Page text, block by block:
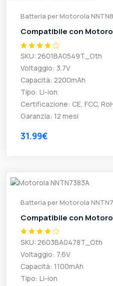
Batteria per Motorola
Compatibile con
SKU: 2601BA0549T_Oth
Voltaggio: 3.7V
Capacità: 2200mAh
Tipo: Li-ion
Certificazione: CE, FCC,
Garanzia: 12 mesi
31.99€
Batteria per Motorola
Compatibile con
SKU: 2603BA0478T_Oth
Voltaggio: 7.6V
Capacità: 1100mAh
Tipo: Li-ion